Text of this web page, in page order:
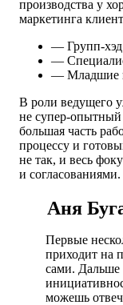
производства у
маркетинга
— Групп-хэд
—
— Младшие
В роли ведущего
не супер-
большая часть
процессу и
не так, и весь
и согласованиями.
Аня
Первые
приходит на
сами. Дальше
можешь